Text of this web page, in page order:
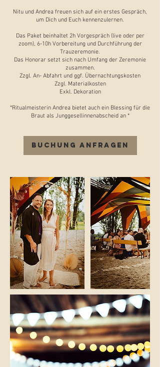
Nitu und Andrea freuen sich auf ein erstes Gespräch,
um Dich und Euch kennenzulernen.
Das Paket beinhaltet 2h Vorgespräch (live oder per
zoom), 6-10h Vorbereitung und Durchführung der
Trauzeremonie.
Das Honorar setzt sich nach Umfang der Zeremonie
zusammen.
Zzgl. An- Abfahrt und ggf. Übernachtungskosten
Zzgl. Materialkosten
Exkl. Dekoration
*Ritualmeisterin Andrea bietet auch ein Blessing für die
Braut als Junggesellinnenabscheid an *
Buchung anfragen